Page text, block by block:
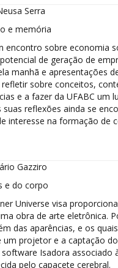
Serra
e memória
encontro sobre economia
de geração de
manhã e apresentações
sobre conceitos,
e a fazer da UFABC
reflexões ainda se
interesse na formação de
Gazziro
e do corpo
Universe visa
obra de arte eletrônica.
das aparências, e os
projetor e a captação
Isadora
pelo capacete cerebral.